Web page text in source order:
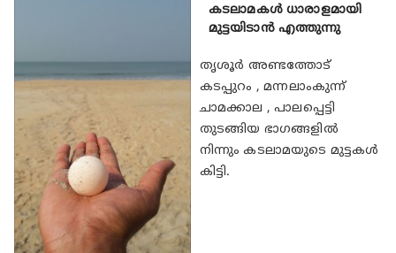
കടലാമകള്‍ ധാരാളമായി
മുട്ടയിടാന്‍ എത്തുന്നു
തൃശൂര്‍ അണ്ടത്തോട്
കടപ്പുറം , മന്നലാംകുന്ന്‍
ചാമക്കാല , പാലപ്പെട്ടി
തുടങ്ങിയ ഭാഗങ്ങളില്‍
നിന്നും കടലാമയുടെ മുട്ടകള്‍
കിട്ടി.